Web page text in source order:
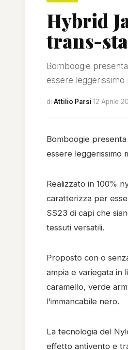
Hybrid
trans-
Bomboogie
essere leggerissimo
di Attilio Parsi·12 Aprile
Bomboogie
essere leggerissimo
Realizzato in 100%
caratterizza per
SS23 di capi che
tessuti versatili.
Proposto con o
ampia e variegata in
caramello, verde
l’immancabile nero.
La tecnologia del
effetto antivento e